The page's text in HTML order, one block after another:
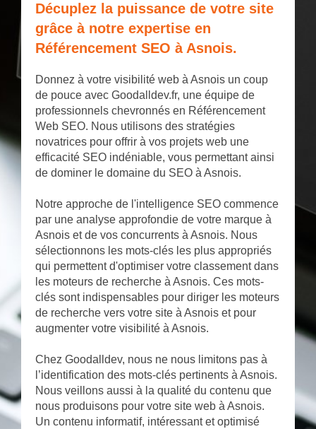
Décuplez la puissance de votre site
grâce à notre expertise en
Référencement SEO à Asnois.
Donnez à votre visibilité web à Asnois un coup
de pouce avec Goodalldev.fr, une équipe de
professionnels chevronnés en Référencement
Web SEO. Nous utilisons des stratégies
novatrices pour offrir à vos projets web une
efficacité SEO indéniable, vous permettant ainsi
de dominer le domaine du SEO à Asnois.
Notre approche de l'intelligence SEO commence
par une analyse approfondie de votre marque à
Asnois et de vos concurrents à Asnois. Nous
sélectionnons les mots-clés les plus appropriés
qui permettent d'optimiser votre classement dans
les moteurs de recherche à Asnois. Ces mots-
clés sont indispensables pour diriger les moteurs
de recherche vers votre site à Asnois et pour
augmenter votre visibilité à Asnois.
Chez Goodalldev, nous ne nous limitons pas à
l’identification des mots-clés pertinents à Asnois.
Nous veillons aussi à la qualité du contenu que
nous produisons pour votre site web à Asnois.
Un contenu informatif, intéressant et optimisé